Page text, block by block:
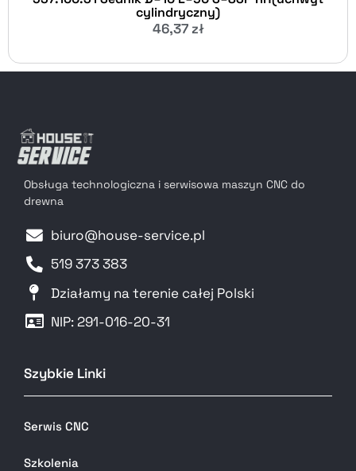
cylindryczny)
46,37 zł
Obsługa technologiczna i serwisowa maszyn CNC do
drewna
biuro@house-service.pl
519 373 383
Działamy na terenie całej Polski
NIP: 291-016-20-31​
Szybkie Linki
Serwis CNC
Szkolenia